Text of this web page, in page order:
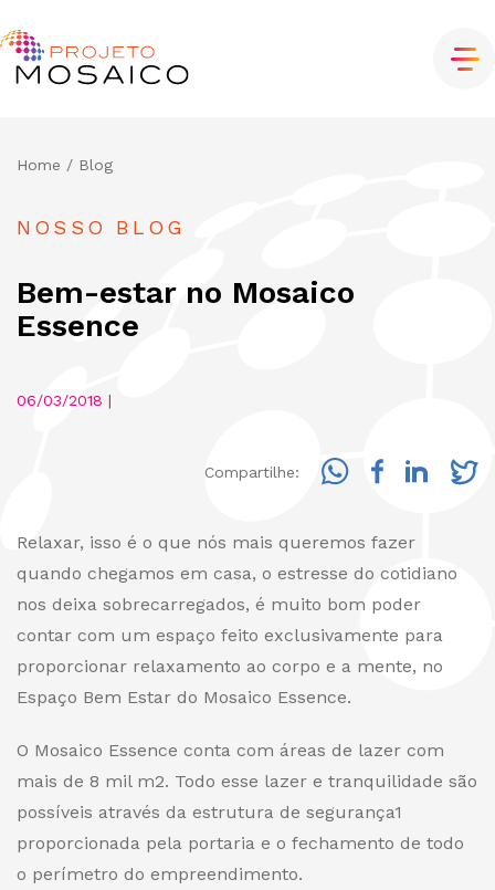
Home / Blog
NOSSO BLOG
Bem-estar no Mosaico
Essence
06/03/2018 |
Compartilhe:
Relaxar, isso é o que nós mais queremos fazer
quando chegamos em casa, o estresse do cotidiano
nos deixa sobrecarregados, é muito bom poder
contar com um espaço feito exclusivamente para
proporcionar relaxamento ao corpo e a mente, no
Espaço Bem Estar do Mosaico Essence.
O Mosaico Essence conta com áreas de lazer com
mais de 8 mil m2. Todo esse lazer e tranquilidade são
possíveis através da estrutura de segurança1
proporcionada pela portaria e o fechamento de todo
o perímetro do empreendimento.